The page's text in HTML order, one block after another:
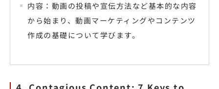
内容：動画の投稿や宣伝方法など基本的な内容
から始まり、動画マーケティングやコンテンツ
作成の基礎について学びます。